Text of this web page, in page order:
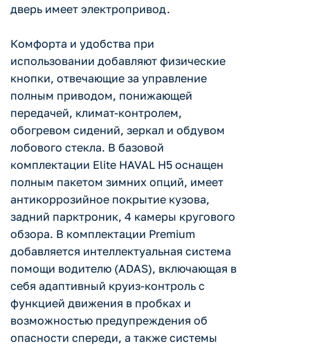
дверь имеет электропривод.
Комфорта и удобства при
использовании добавляют физические
кнопки, отвечающие за управление
полным приводом, понижающей
передачей, климат-контролем,
обогревом сидений, зеркал и обдувом
лобового стекла. В базовой
комплектации Elite HAVAL H5 оснащен
полным пакетом зимних опций, имеет
антикоррозийное покрытие кузова,
задний парктроник, 4 камеры кругового
обзора. В комплектации Premium
добавляется интеллектуальная система
помощи водителю (ADAS), включающая в
себя адаптивный круиз-контроль с
функцией движения в пробках и
возможностью предупреждения об
опасности спереди, а также системы